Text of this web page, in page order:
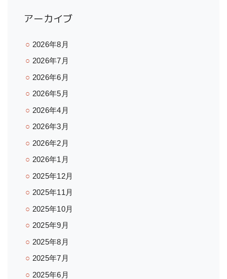
アーカイブ
2026年8月
2026年7月
2026年6月
2026年5月
2026年4月
2026年3月
2026年2月
2026年1月
2025年12月
2025年11月
2025年10月
2025年9月
2025年8月
2025年7月
2025年6月